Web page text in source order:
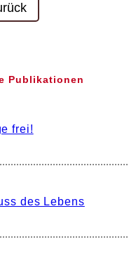
Publikationen
frei!
des Lebens